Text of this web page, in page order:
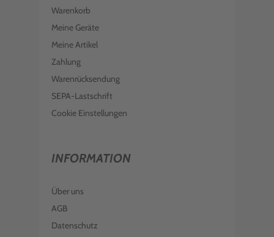
EPSON TINTE C13T10H240 CYAN
€ 20,99
€ 19,99
Warenkorb
Meine Geräte
Meine Artikel
Zahlung
Warenrücksendung
SEPA-Lastschrift
Cookie Einstellungen
INFORMATION
Über uns
AGB
Datenschutz